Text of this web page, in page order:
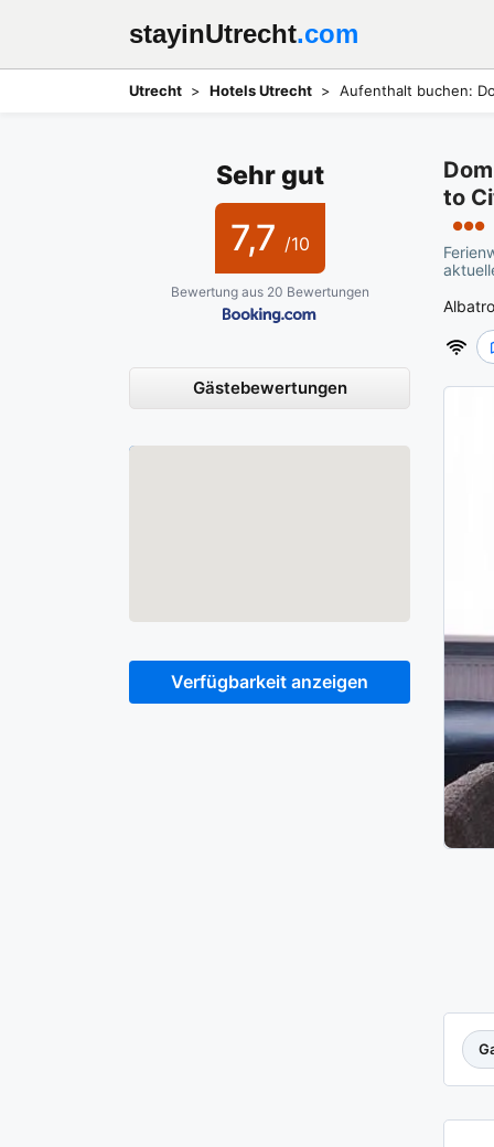
stayinUtrecht.com
Utrecht Hotels Utrecht Aufenthalt buchen:
Sehr gut
7,7 /10
Bewertung aus 20 Bewertungen
Gästebewertungen
Verfügbarkeit anzeigen
to
●●●